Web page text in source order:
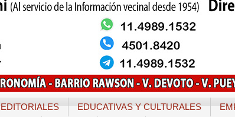
EDITORIALES EDUCATIVAS Y CULTURALES